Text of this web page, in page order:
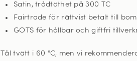
Satin, trådtäthet på 300 TC
Fairtrade för rättvist betalt till
GOTS för hållbar och giftfri
Tål tvätt i 60 °C, men vi